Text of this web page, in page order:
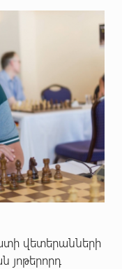
վետերանների
յոթերորդ